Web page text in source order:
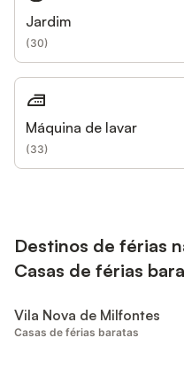
Jardim
(30)
Máquina de lavar
(33)
Destinos de férias
Casas de férias
Vila Nova de Milfontes
Casas de férias baratas